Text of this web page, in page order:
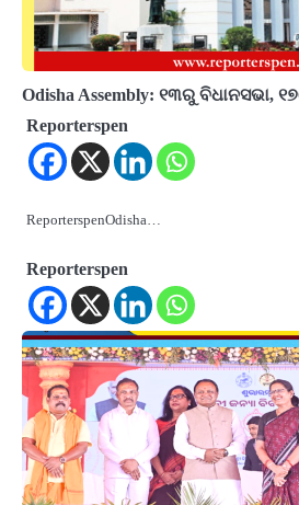
Odisha Assembly: ୧୩ରୁ ବିଧାନସଭା,
Reporterspen
ReporterspenOdisha…
Reporterspen